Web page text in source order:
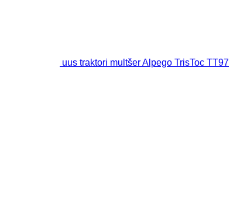
uus traktori multšer Alpego TrisToc TT97